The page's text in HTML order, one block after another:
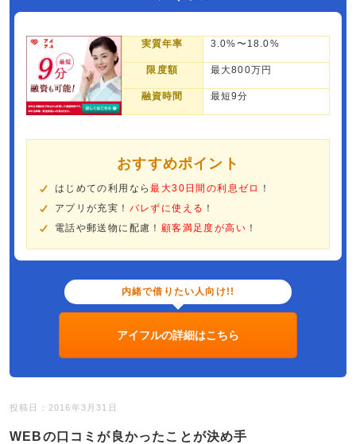
実質年率 3.0%〜18.0%
限度額 最大800万円
融資時間 最短9分
おすすめポイント
はじめての利用なら最大30日間の利息ゼロ
！
アプリが充実！ バレずに使える ！
電話や郵送物に配慮！ 顧客満足度が高い ！
内緒で借りたい人向け!!
アイフルの詳細はこちら
投稿日：2016年3月31日
WEBの口コミが良かったことが決め手